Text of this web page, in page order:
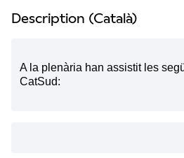
Description (Català)
A la plenària han assistit les
CatSud: